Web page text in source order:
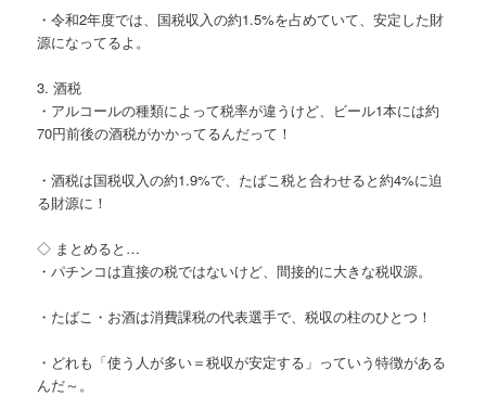
・令和2年度では、国税収入の約1.5%を占めていて、安定した財
源になってるよ。
3. 酒税
・アルコールの種類によって税率が違うけど、ビール1本には約
70円前後の酒税がかかってるんだって！
・酒税は国税収入の約1.9%で、たばこ税と合わせると約4%に迫
る財源に！
◇ まとめると…
・パチンコは直接の税ではないけど、間接的に大きな税収源。
・たばこ・お酒は消費課税の代表選手で、税収の柱のひとつ！
・どれも「使う人が多い＝税収が安定する」っていう特徴がある
んだ～。